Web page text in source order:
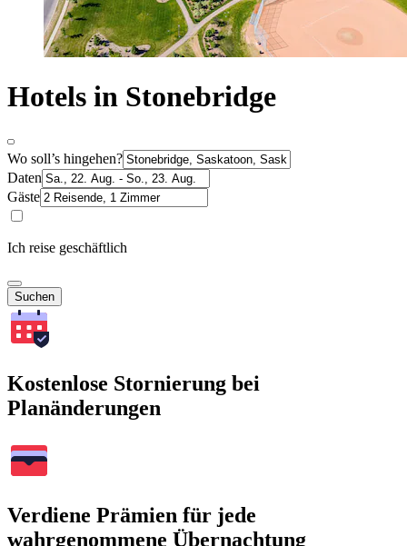
Hotels in Stonebridge
Wo soll’s hingehen?
Daten
Gäste
Ich reise geschäftlich
Suchen
Kostenlose Stornierung bei
Planänderungen
Verdiene Prämien für jede
wahrgenommene Übernachtung